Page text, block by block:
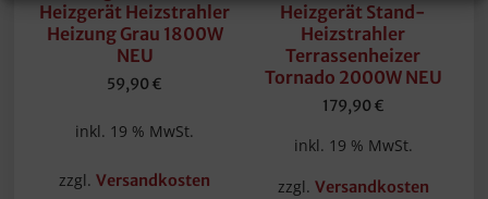
Heizgerät Heizstrahler
Heizung Grau 1800W
NEU
59,90 €
inkl. 19 % MwSt.
zzgl.Versandkosten
Heizgerät Stand-
Heizstrahler
Terrassenheizer
Tornado 2000W NEU
179,90 €
inkl. 19 % MwSt.
zzgl. Versandkosten